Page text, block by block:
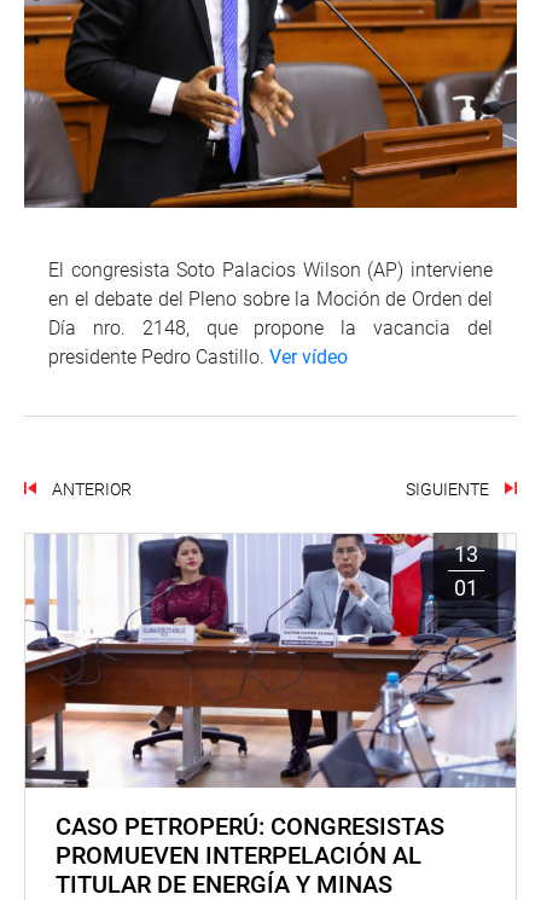
El congresista Soto Palacios Wilson (AP) interviene
en el debate del Pleno sobre la Moción de Orden del
Día nro. 2148, que propone la vacancia del
presidente Pedro Castillo. Ver vídeo
ANTERIOR SIGUIENTE
13
01
CASO PETROPERÚ: CONGRESISTAS
PROMUEVEN INTERPELACIÓN AL
TITULAR DE ENERGÍA Y MINAS